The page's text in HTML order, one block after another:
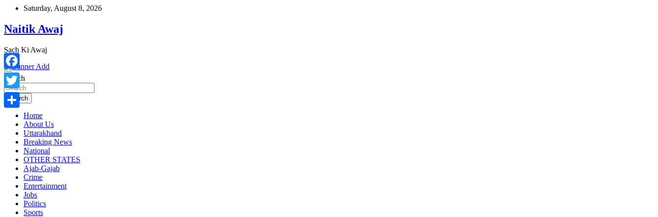
Skip
content
Saturday, August 8, 2026
Naitik Awaj
Sach Ki Awaj
Search
Search
Home
About Us
Uttarakhand
Breaking News
National
OTHER STATES
Ajab-Gajab
Crime
Entertainment
Jobs
Politics
Sports
Facebook
Twitter
Share